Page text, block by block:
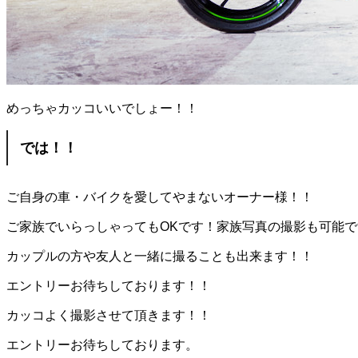
めっちゃカッコいいでしょー！！
では！！
ご自身の車・バイクを愛してやまないオーナー様！！
ご家族でいらっしゃってもOKです！家族写真の撮影も可能
カップルの方や友人と一緒に撮ることも出来ます！！
エントリーお待ちしております！！
カッコよく撮影させて頂きます！！
エントリーお待ちしております。